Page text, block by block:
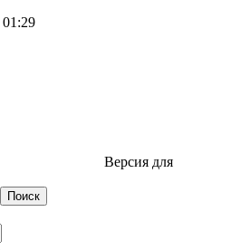
01:29
Версия для